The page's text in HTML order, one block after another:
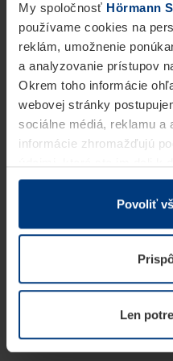
My spoločnosť Hörmann
používame cookies na
reklám, umožnenie
a analyzovanie prístupov
Okrem toho informácie
webovej stránky
sociálne médiá, reklamu a
informácie zhromažďujú
v rámci Vášho využívania
Z právneho hľadiska
prevádzku tejto stránky.
potrebujeme Vaše
kedykoľvek zmeniť alebo
našej webovej stránky.
Povoliť
Len